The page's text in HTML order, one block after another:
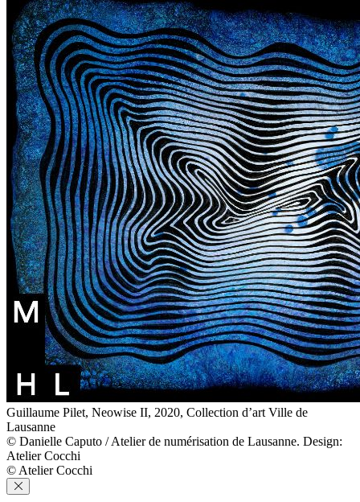
Guillaume Pilet, Neowise II, 2020, Collection d’art Ville de
Lausanne
© Danielle Caputo / Atelier de numérisation de Lausanne. Design:
Atelier Cocchi
© Atelier Cocchi